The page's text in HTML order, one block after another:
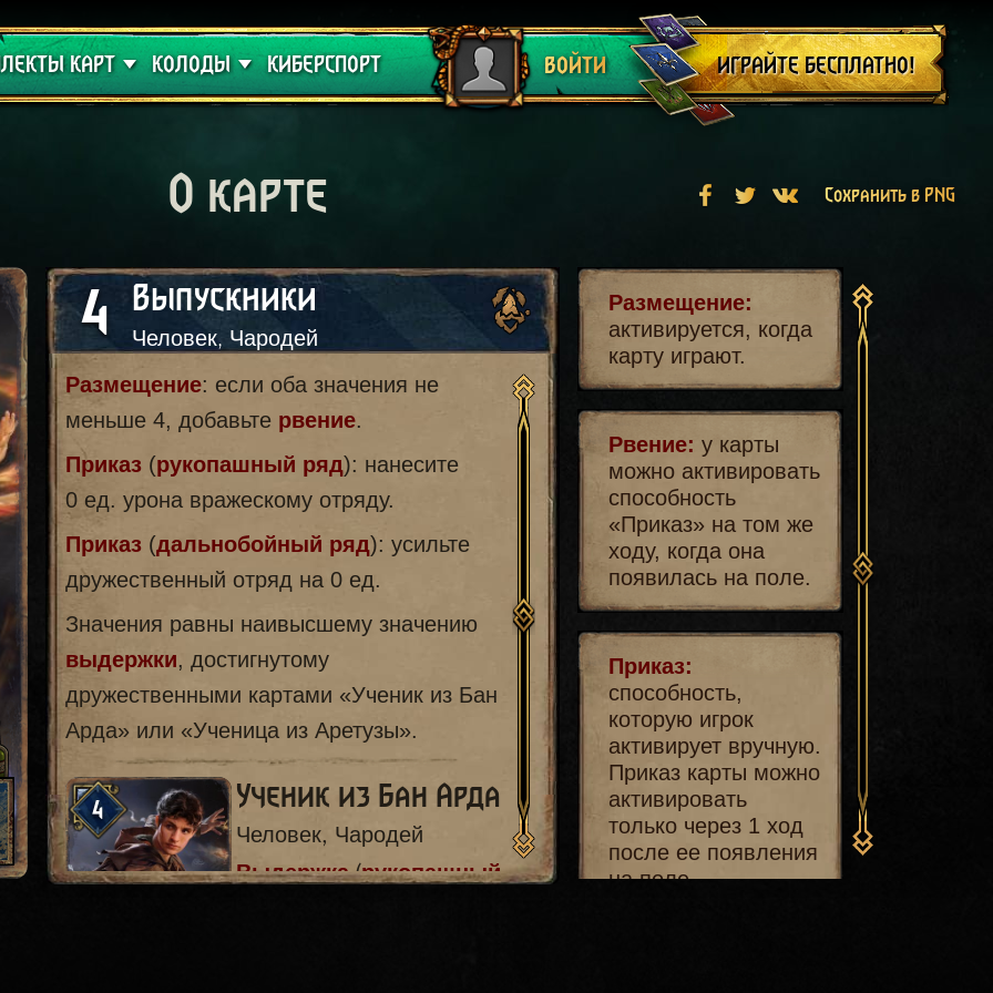
КАРТ КОЛОДЫ
Гайды
КИБЕРСПОРТ ВОЙТИ
Выйти
ИГРАЙТЕ БЕСПЛАТНО!
О карте Сохранить в PNG
4
Выпускники
Человек, Чародей
Размещение: если оба значения не
меньше 4, добавьте рвение.
Приказ(рукопашный ряд): нанесите
0 ед. урона вражескому отряду.
Приказ(дальнобойный ряд): усильте
дружественный отряд на 0 ед.
Значения равны наивысшему значению
выдержки, достигнутому
дружественными картами «Ученик из Бан
Арда» или «Ученица из Аретузы».
4 Ученик из Бан Арда
Человек, Чародей
Выдержка(рукопашный
Размещение:
активируется, когда
карту играют.
Рвение: у карты
можно активировать
способность
«Приказ» на том же
ходу, когда она
появилась на поле.
Приказ:
способность,
которую игрок
активирует вручную.
Приказ карты можно
активировать
только через 1 ход
после ее появления
на поле.